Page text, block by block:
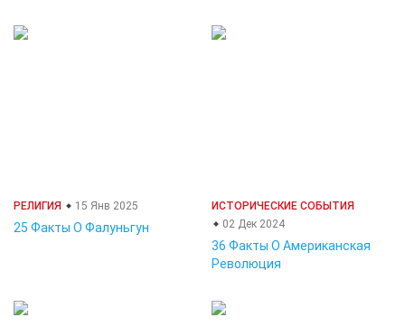
РЕЛИГИЯ 15 Янв 2025
25 Факты О Фалуньгун
ИСТОРИЧЕСКИЕ СОБЫТИЯ
02 Дек 2024
36 Факты О Американская
Революция